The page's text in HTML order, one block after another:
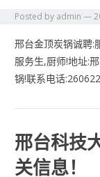
Posted by admin —
邢台金顶炭锅诚聘:
服务生,厨师!地址:
锅!联系电话
邢台科技
关信息！